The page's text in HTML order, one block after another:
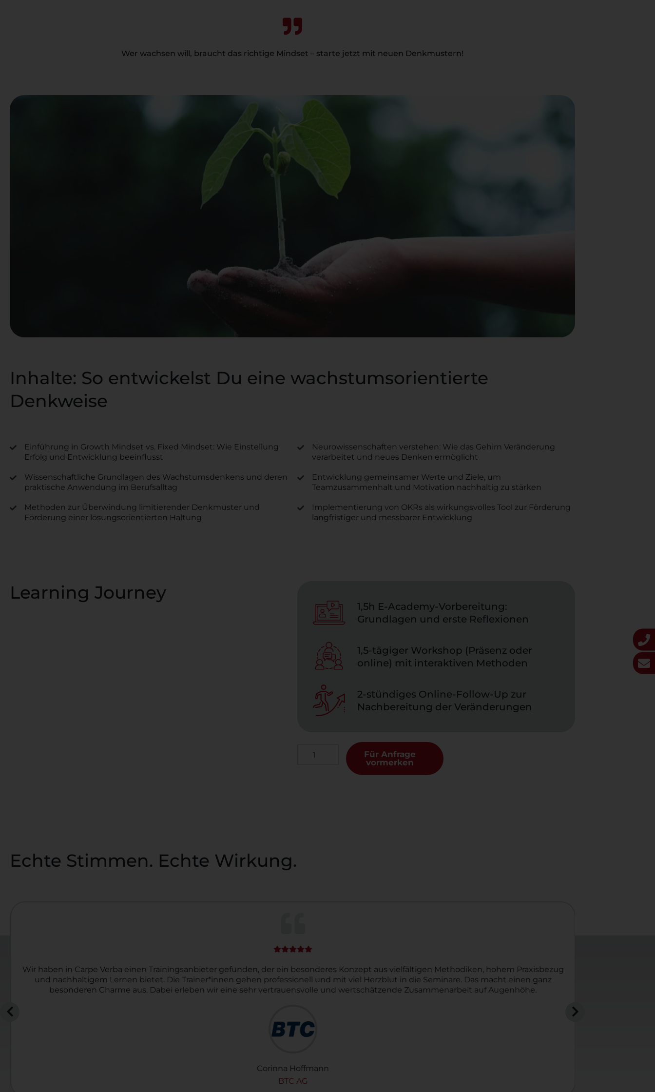
Wer wachsen will, braucht das richtige Mindset – starte jetzt mit neuen Denkmustern!
Inhalte: So entwickelst Du eine wachstumsorientierte
Denkweise
Einführung in Growth Mindset vs. Fixed Mindset: Wie Einstellung
Erfolg und Entwicklung beeinflusst
Wissenschaftliche Grundlagen des Wachstumsdenkens und deren
praktische Anwendung im Berufsalltag
Methoden zur Überwindung limitierender Denkmuster und
Förderung einer lösungsorientierten Haltung
Neurowissenschaften verstehen: Wie das Gehirn Veränderung
verarbeitet und neues Denken ermöglicht
Entwicklung gemeinsamer Werte und Ziele, um
Teamzusammenhalt und Motivation nachhaltig zu stärken
Implementierung von OKRs als wirkungsvolles Tool zur Förderung
langfristiger und messbarer Entwicklung
Learning Journey
1,5h E-Academy-Vorbereitung:
Grundlagen und erste Reflexionen
1,5-tägiger Workshop (Präsenz oder
online) mit interaktiven Methoden
2-stündiges Online-Follow-Up zur
Nachbereitung der Veränderungen
Für Anfrage
vormerken
Echte Stimmen. Echte Wirkung.
Corinna Hoffmann
BTC AG
Wir haben in Carpe Verba einen Trainingsanbieter gefunden, der ein besonderes Konzept aus vielfältigen Methodiken, hohem Praxisbezug
und nachhaltigem Lernen bietet. Die Trainer*innen gehen professionell und mit viel Herzblut in die Seminare. Das macht einen ganz
besonderen Charme aus. Dabei erleben wir eine sehr vertrauensvolle und wertschätzende Zusammenarbeit auf Augenhöhe.